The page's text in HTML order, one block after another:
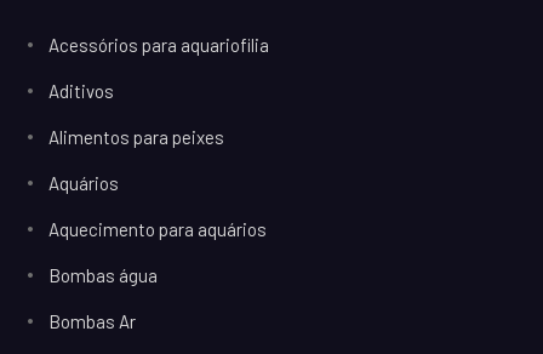
Acessórios para aquariofilia
Aditivos
Alimentos para peixes
Aquários
Aquecimento para aquários
Bombas água
Bombas Ar